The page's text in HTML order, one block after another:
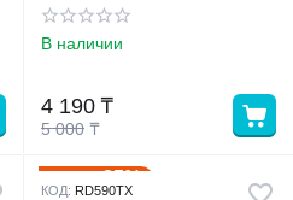
В наличии
5 000 ₸
4 190 ₸
25%
КОД: RD590TX